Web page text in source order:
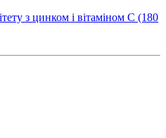
з цинком і вітаміном С (180